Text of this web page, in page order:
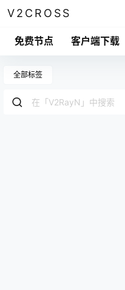
V2CROSS
免费节点 客户端下载
全部标签